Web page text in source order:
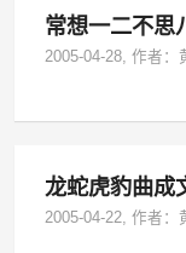
常想一二不思
2005-04-28, 作者：
龙蛇虎豹曲成
2005-04-22, 作者：